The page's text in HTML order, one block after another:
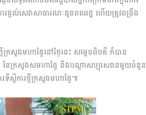
ផ្ដល់សេវាសាធារណៈជូនពលរដ្ឋ ហើយ​ត្រូវ​ពង្រឹង​
ក្រសួងមហាផ្ទៃនៅថ្ងៃនេះ សម្ដេចធិបតី ក៏បាន
ៃក្រសួងសមហាផ្ទៃ និងបណ្ដាសប្បុរសជនមួយចំនួន
ស្ដីការថ្មីក្រសួងមហាផ្ទៃ៕